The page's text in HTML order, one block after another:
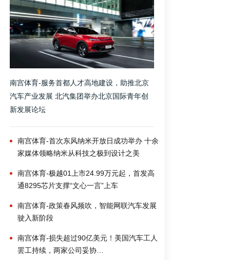
南宫体育-服务首都人才高地建设，助推北京
汽车产业发展 北汽集团举办北京国际青年创
新发展论坛
南宫体育-首次东风纳米开放日成功举办 十余
家媒体领略纳米从科技之极到设计之美
南宫体育-极越01上市24.99万元起，首发高
通8295芯片支撑“文心一言”上车
南宫体育-政策春风频吹，智能网联汽车发展
驶入新阶段
南宫体育-损失超过90亿美元！美国汽车工人
罢工持续，两家公司妥协…